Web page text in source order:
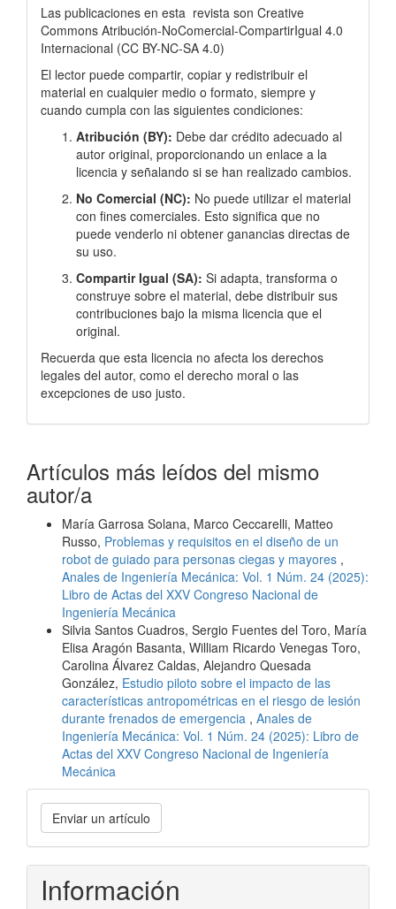
Las publicaciones en esta revista son Creative
Commons Atribución-NoComercial-CompartirIgual 4.0
Internacional (CC BY-NC-SA 4.0)
El lector puede compartir, copiar y redistribuir el
material en cualquier medio o formato, siempre y
cuando cumpla con las siguientes condiciones:
Atribución (BY): Debe dar crédito adecuado al
autor original, proporcionando un enlace a la
licencia y señalando si se han realizado cambios.
No Comercial (NC): No puede utilizar el material
con fines comerciales. Esto significa que no
puede venderlo ni obtener ganancias directas de
su uso.
Compartir Igual (SA): Si adapta, transforma o
construye sobre el material, debe distribuir sus
contribuciones bajo la misma licencia que el
original.
Recuerda que esta licencia no afecta los derechos
legales del autor, como el derecho moral o las
excepciones de uso justo.
Artículos más leídos del mismo
autor/a
María Garrosa Solana, Marco Ceccarelli, Matteo
Russo, Problemas y requisitos en el diseño de un
robot de guiado para personas ciegas y mayores ,
Anales de Ingeniería Mecánica: Vol. 1 Núm. 24 (2025):
Libro de Actas del XXV Congreso Nacional de
Ingeniería Mecánica
Silvia Santos Cuadros, Sergio Fuentes del Toro, María
Elisa Aragón Basanta, William Ricardo Venegas Toro,
Carolina Álvarez Caldas, Alejandro Quesada
González, Estudio piloto sobre el impacto de las
características antropométricas en el riesgo de lesión
durante frenados de emergencia , Anales de
Ingeniería Mecánica: Vol. 1 Núm. 24 (2025): Libro de
Actas del XXV Congreso Nacional de Ingeniería
Mecánica
Enviar
un
artículo
Enviar un artículo
Información